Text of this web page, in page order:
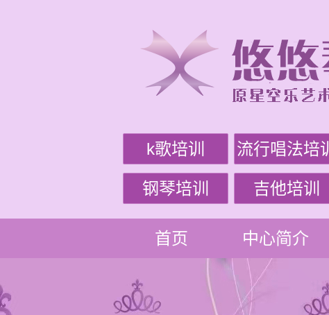
k歌培训 流行唱法培训
钢琴培训 吉他培训
首页 中心简介